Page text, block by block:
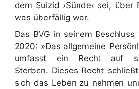
dem Suizid ›Sünde‹ sei, über
was überfällig war.
Das BVG in seinem
2020: »Das allgemeine
umfasst ein Recht auf
Sterben. Dieses Recht
sich das Leben zu nehmen